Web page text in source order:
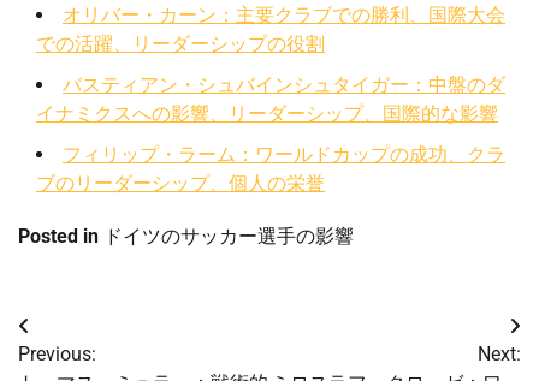
オリバー・カーン：主要クラブでの勝利、国際大会
での活躍、リーダーシップの役割
バスティアン・シュバインシュタイガー：中盤のダ
イナミクスへの影響、リーダーシップ、国際的な影響
フィリップ・ラーム：ワールドカップの成功、クラ
ブのリーダーシップ、個人の栄誉
Posted in ドイツのサッカー選手の影響
Post
Previous:
Next: